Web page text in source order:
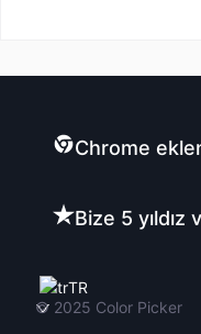
Chrome
Bize 5 yıldız
TR
© 2025 Color Picker